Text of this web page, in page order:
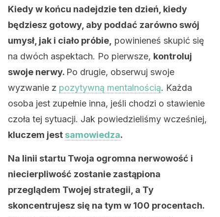
Kiedy w końcu nadejdzie ten dzień, kiedy
będziesz gotowy, aby poddać zarówno swój
umysł, jak i ciało próbie, powinieneś skupić się
na dwóch aspektach. Po pierwsze, kontroluj
swoje nerwy. Po drugie, obserwuj swoje
wyzwanie z pozytywną mentalnością. Każda
osoba jest zupełnie inna, jeśli chodzi o stawienie
czoła tej sytuacji. Jak powiedzieliśmy wcześniej,
kluczem jest samowiedza.
Na linii startu Twoja ogromna nerwowość i
niecierpliwość zostanie zastąpiona
przeglądem Twojej strategii, a Ty
skoncentrujesz się na tym w 100 procentach.